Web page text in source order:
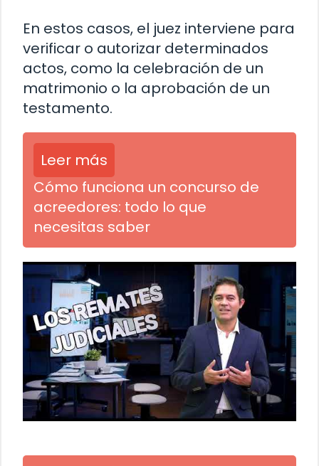
En estos casos, el juez interviene para
verificar o autorizar determinados
actos, como la celebración de un
matrimonio o la aprobación de un
testamento.
Leer más
Cómo funciona un concurso de
acreedores: todo lo que
necesitas saber